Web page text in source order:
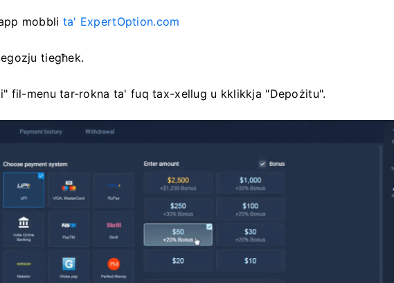
mobbli ta' ExpertOption.com
tiegħek.
fil-menu tar-rokna ta' fuq tax-xellug u kklikkja "Depożitu".